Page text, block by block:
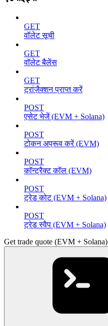
GET
वॉलेट सूची
GET
वॉलेट बैलेंस
GET
ट्रांज़ैक्शन प्राप्त करें
POST
एसेट भेजें (EVM + Solana)
POST
टोकन अप्रूव करें (EVM)
POST
कॉन्ट्रैक्ट कॉल (EVM)
POST
ट्रेड कोट (EVM + Solana)
POST
ट्रेड स्वैप (EVM + Solana)
Get trade quote (EVM + Solana)